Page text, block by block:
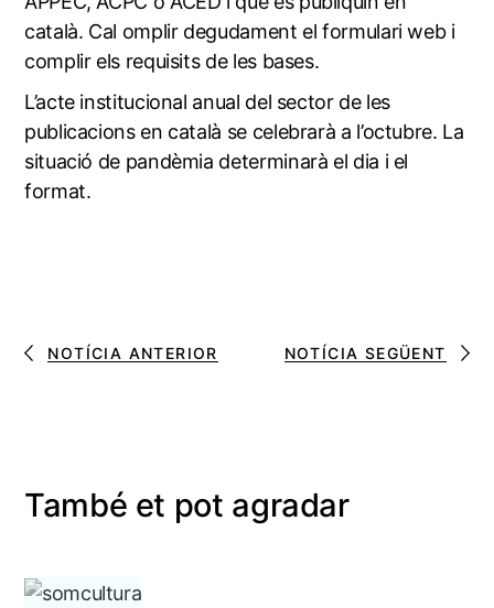
català. Cal omplir degudament elformulari webi
complir els requisits deles bases.
L’acte institucional anual del sector de les
publicacions en català se celebrarà a l’octubre. La
situació de pandèmia determinarà el dia i el
format.
NOTÍCIA ANTERIOR NOTÍCIA SEGÜENT
També et pot agradar